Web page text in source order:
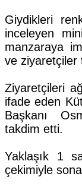
Giydikleri
inceleyen
manzaraya
ve ziyaretçiler
Ziyaretçileri
ifade eden
Başkanı
takdim etti.
Yaklaşık 1
çekimiyle